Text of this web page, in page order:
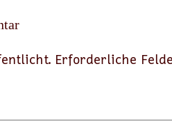
Erforderliche